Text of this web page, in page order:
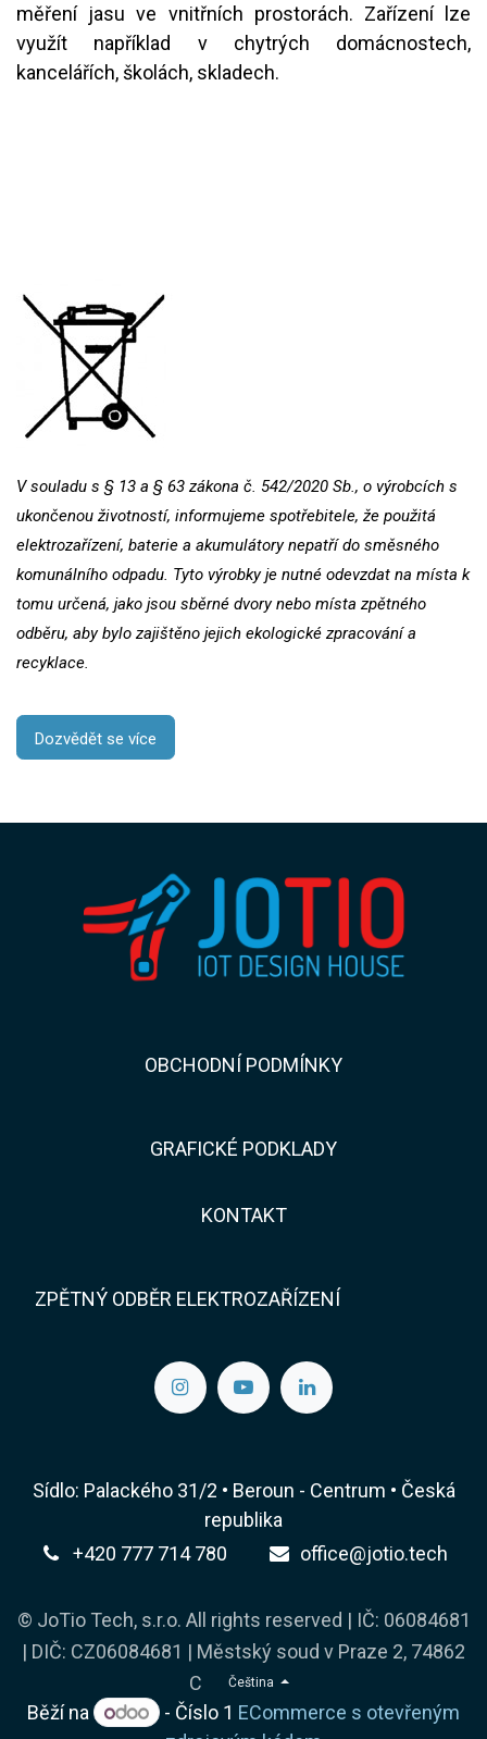
měření jasu ve vnitřních prostorách. Zařízení lze
využít například v chytrých domácnostech,
kancelářích, školách, skladech.
V souladu s § 13 a § 63 zákona č. 542/2020 Sb., o výrobcích s
ukončenou životností, informujeme spotřebitele, že použitá
elektrozařízení, baterie a akumulátory nepatří do směsného
komunálního odpadu. Tyto výrobky je nutné odevzdat na místa k
tomu určená, jako jsou sběrné dvory nebo místa zpětného
odběru, aby bylo zajištěno jejich ekologické zpracování a
recyklace.
Dozvědět se více
​​OBCHODNÍ PODMÍNKY
GRAFICKÉ PODKLADY
KONTAKT​​
ZPĚTNÝ ODBĚR ELEKTROZAŘÍZENÍ
Sídlo: Palackého 31/2 • Beroun - Centrum • Česká
republika
+420 777 714 780
office@jotio.tech
© JoTio Tech, s.r.o. All rights reserved | IČ: 06084681
| DIČ: CZ06084681 | Městský soud v Praze 2, 74862
C
Čeština
Běží na - Číslo 1 ECommerce s otevřeným